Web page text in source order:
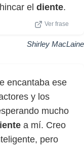
el diente.
Ver frase
Shirley MacLaine
encantaba ese
y los
mucho
a mí. Creo
pero